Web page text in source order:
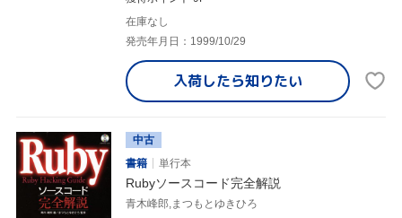
在庫なし
発売年月日：1999/10/29
入荷したら知りたい
中古
書籍
単行本
Rubyソースコード完全解説
青木峰郎,まつもとゆきひろ